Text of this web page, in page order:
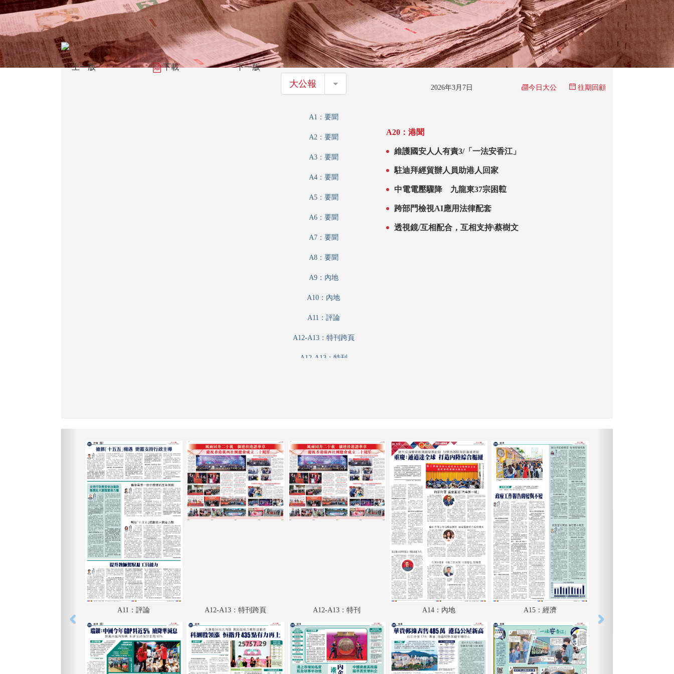
上一版 下載 下一版
大公報 大公報 2026年3月7日 今日大公 往期回顧
A1：要聞
A2：要聞
A3：要聞
A4：要聞
A5：要聞
A6：要聞
A7：要聞
A8：要聞
A9：內地
A10：內地
A11：評論
A12-A13：特刊跨頁
A12-A13：特刊
A18：經濟
A19：經濟
A20：港聞
A21：港聞
B3：體育
B4：體育
A20：港聞
維護國安人人有責3/「一法安香江」
駐迪拜經貿辦人員助港人回家
中電電壓驟降 九龍東37宗困𨋢
跨部門檢視AI應用法律配套
透視鏡/互相配合，互相支持\蔡樹文
A11：評論 A12-A13：特刊跨頁 A12-A13：特刊 A14：內地 A15：經濟